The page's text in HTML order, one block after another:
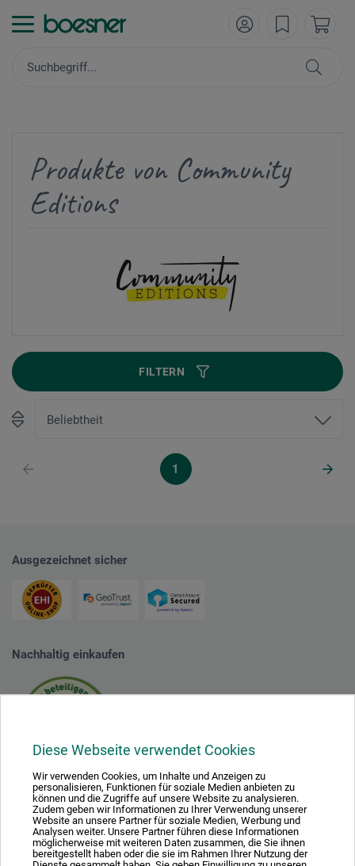
Diese Webseite verwendet Cookies
Wir verwenden Cookies, um Inhalte und Anzeigen zu
personalisieren, Funktionen für soziale Medien anbieten zu
können und die Zugriffe auf unsere Website zu analysieren.
Zudem geben wir Informationen zu Ihrer Verwendung unserer
Website an unsere Partner für soziale Medien, Werbung und
Analysen weiter. Unsere Partner führen diese Informationen
möglicherweise mit weiteren Daten zusammen, die Sie ihnen
bereitgestellt haben oder die sie im Rahmen Ihrer Nutzung der
Produkte von Community
Editions
FILTERN
1
Ausgezeichnet sicher
Nachhaltig einkaufen
Mit diesem Logo möchten wir zeigen, dass wir Kunde bei Der Grüne Punkt –
Duales System Deutschland GmbH sind und unsere Verkaufsverpackungen
für Deutschland am dualen System Der Grüne Punkt beteiligen.
Weitere Informationen zu unserer Teilnahme können Sie diesemZertifikat
entnehmen.